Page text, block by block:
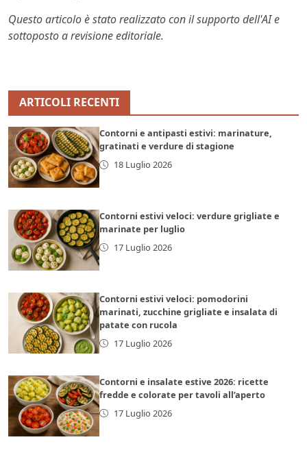
Questo articolo è stato realizzato con il supporto dell'AI e
sottoposto a revisione editoriale.
ARTICOLI RECENTI
Contorni e antipasti estivi: marinature,
gratinati e verdure di stagione
18 Luglio 2026
Contorni estivi veloci: verdure grigliate e
marinate per luglio
17 Luglio 2026
Contorni estivi veloci: pomodorini
marinati, zucchine grigliate e insalata di
patate con rucola
17 Luglio 2026
Contorni e insalate estive 2026: ricette
fredde e colorate per tavoli all’aperto
17 Luglio 2026